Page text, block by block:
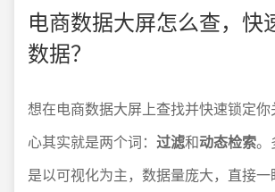
电商数据大屏怎么查，快
数据？
想在电商数据大屏上查找并快速锁定
心其实就是两个词： 过滤和动态检索。
是以可视化为主，数据量庞大，直接